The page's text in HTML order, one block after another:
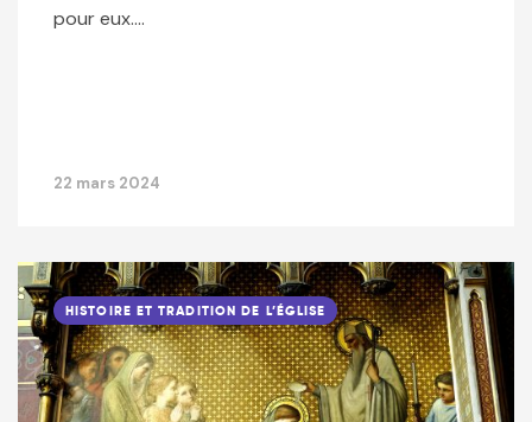
pour eux….
22 mars 2024
HISTOIRE ET TRADITION DE L’ÉGLISE